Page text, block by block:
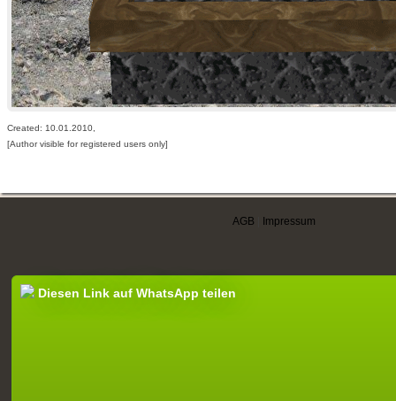
Created: 10.01.2010,
[Author visible for registered users only]
AGB Impressum
Diesen Link auf WhatsApp teilen